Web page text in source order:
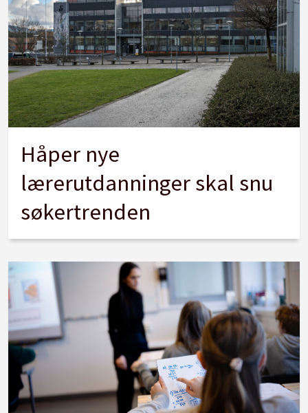
Håper nye
lærerutdanninger skal snu
søkertrenden